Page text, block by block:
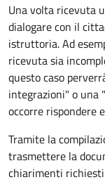
Una volta ricevuta
dialogare con il
istruttoria. Ad
ricevuta sia
questo caso
integrazioni" o una
occorre rispondere
Tramite la
trasmettere la
chiarimenti